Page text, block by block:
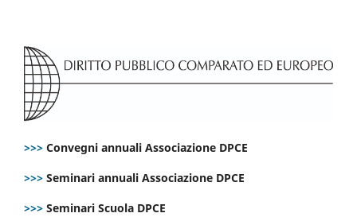
>>> Convegni annuali Associazione DPCE
>>> Seminari annuali Associazione DPCE
>>> Seminari Scuola DPCE